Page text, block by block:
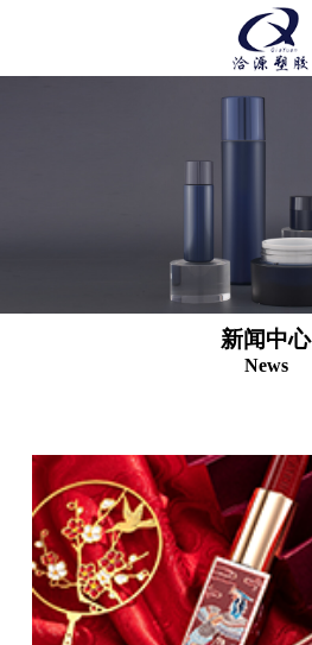
新闻中心
News